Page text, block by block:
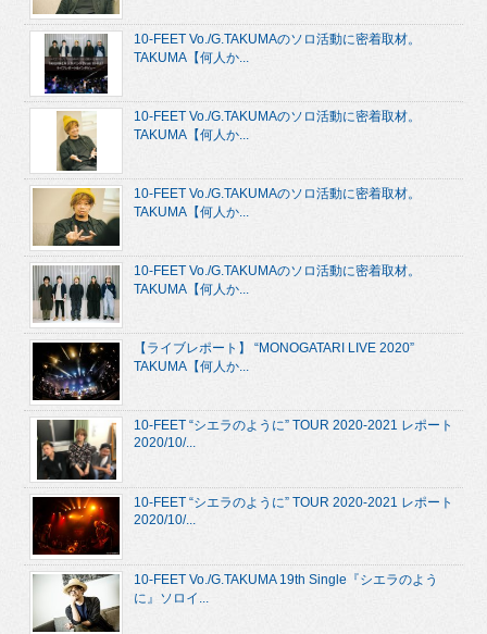
10-FEET Vo./G.TAKUMAのソロ活動に密着取材。
TAKUMA【何人か...
10-FEET Vo./G.TAKUMAのソロ活動に密着取材。
TAKUMA【何人か...
10-FEET Vo./G.TAKUMAのソロ活動に密着取材。
TAKUMA【何人か...
10-FEET Vo./G.TAKUMAのソロ活動に密着取材。
TAKUMA【何人か...
【ライブレポート】 “MONOGATARI LIVE 2020”
TAKUMA【何人か...
10-FEET “シエラのように” TOUR 2020-2021 レポート
2020/10/...
10-FEET “シエラのように” TOUR 2020-2021 レポート
2020/10/...
10-FEET Vo./G.TAKUMA 19th Single『シエラのよう
に』ソロイ...